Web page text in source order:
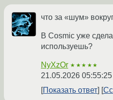
что за «шум»
В Cosmic уже
используешь?
NyXzOr ★★★★★
21.05.2026
Показать ответ